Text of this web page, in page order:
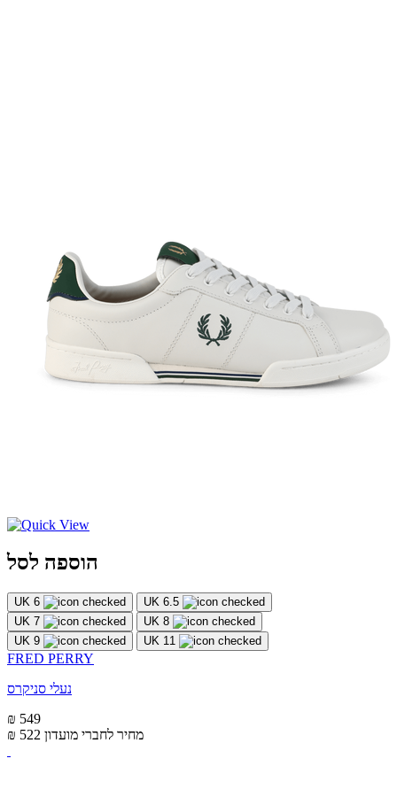
הוספה לסל
UK 6
UK 6.5
UK 7
UK 8
UK 9
UK 11
FRED PERRY
נעלי סניקרס
₪ 549
₪ 522 מחיר לחברי מועדון